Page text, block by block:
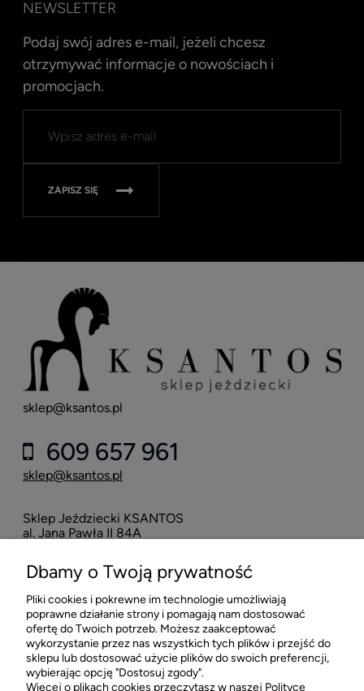
NEWSLETTER
Podaj swój adres e-mail, jeżeli chcesz
otrzymywać informacje o nowościach i
promocjach.
ZAPISZ SIĘ
sklep@ksantos.pl
609 657 961
sklep@ksantos.pl
Sklep Jeździecki KSANTOS
al. Jana Pawła II 84A
POMOC
MOJE KONTO
Dbamy o Twoją prywatność
Pliki cookies i pokrewne im technologie umożliwiają
poprawne działanie strony i pomagają nam dostosować
ofertę do Twoich potrzeb. Możesz zaakceptować
wykorzystanie przez nas wszystkich tych plików i przejść do
sklepu lub dostosować użycie plików do swoich preferencji,
wybierając opcję "Dostosuj zgody".
Więcej o plikach cookies przeczytasz w naszej Polityce